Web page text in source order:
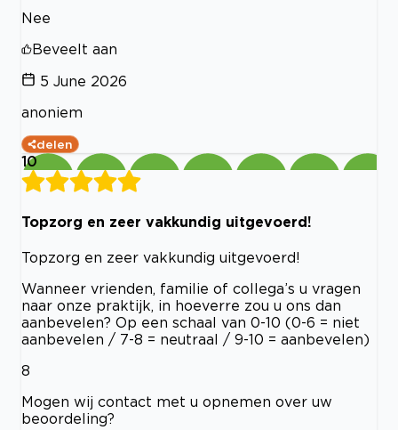
Nee
Beveelt aan
5 June 2026
anoniem
delen
10
Topzorg en zeer vakkundig uitgevoerd!
Topzorg en zeer vakkundig uitgevoerd!
Wanneer vrienden, familie of collega’s u vragen
naar onze praktijk, in hoeverre zou u ons dan
aanbevelen? Op een schaal van 0-10 (0-6 = niet
aanbevelen / 7-8 = neutraal / 9-10 = aanbevelen)
8
Mogen wij contact met u opnemen over uw
beoordeling?